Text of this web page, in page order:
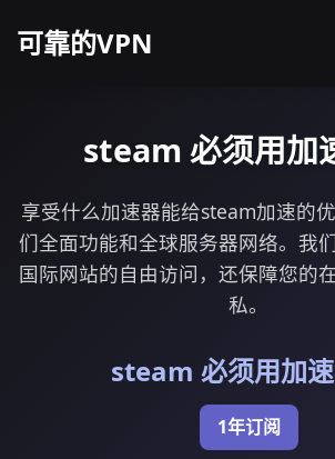
可靠的VPN
steam 必须用加
享受什么加速器能给steam加速的
们全面功能和全球服务器网络。我
国际网站的自由访问，还保障您的
私。
steam 必须用加
1年订阅